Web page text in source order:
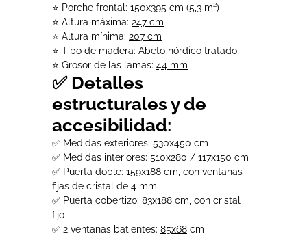
⭐ Porche frontal: 150x395 cm (5,3 m²)
⭐ Altura máxima: 247 cm
⭐ Altura mínima: 207 cm
⭐ Tipo de madera: Abeto nórdico tratado
⭐ Grosor de las lamas: 44 mm
✅ Detalles
estructurales y de
accesibilidad:
✅ Medidas exteriores: 530x450 cm
✅ Medidas interiores: 510x280 / 117x150 cm
✅ Puerta doble: 159x188 cm , con ventanas
fijas de cristal de 4 mm
✅ Puerta cobertizo: 83x188 cm , con cristal
fijo
✅ 2 ventanas batientes: 85x68 cm